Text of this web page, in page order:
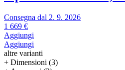
Consegna dal 2. 9. 2026
1 669 €
Aggiungi
Aggiungi
altre varianti
+ Dimensioni (3)